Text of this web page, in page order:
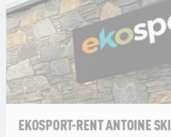
EKOSPORT-RENT ANTOINE SKI